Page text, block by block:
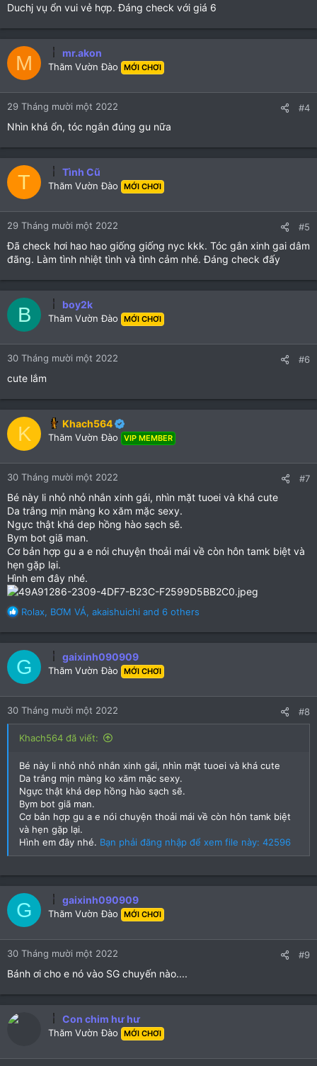
Duchj vụ ổn vui vẻ hợp. Đáng check với giá 6
M mr.akon
Thăm Vườn Đào MỚI CHƠI
29 Tháng mười một 2022 #4
Nhìn khá ổn, tóc ngắn đúng gu nữa
T Tình Cũ
Thăm Vườn Đào MỚI CHƠI
29 Tháng mười một 2022 #5
Đã check hơi hao hao giống giống nyc kkk. Tóc gắn xinh gai dâm
đãng. Làm tình nhiệt tình và tình cảm nhé. Đáng check đấy
B boy2k
Thăm Vườn Đào MỚI CHƠI
30 Tháng mười một 2022 #6
cute lắm
K Khach564
Thăm Vườn Đào VIP MEMBER
30 Tháng mười một 2022 #7
Bé này li nhỏ nhỏ nhắn xinh gái, nhìn mặt tuoei và khá cute
Da trắng mịn màng ko xăm mặc sexy.
Ngực thật khá dep hồng hào sạch sẽ.
Bym bot giã man.
Cơ bản hợp gu a e nói chuyện thoải mái về còn hôn tamk biệt và
hẹn gặp lại.
Hình em đây nhé.
R
c
t
i
o
n
s
:
Rolax, BƠM VÁ, akaishuichi and 6 others
G gaixinh090909
Thăm Vườn Đào MỚI CHƠI
30 Tháng mười một 2022 #8
Khach564 đã viết:
Bé này li nhỏ nhỏ nhắn xinh gái, nhìn mặt tuoei và khá cute
Da trắng mịn màng ko xăm mặc sexy.
Ngực thật khá dep hồng hào sạch sẽ.
Bym bot giã man.
Cơ bản hợp gu a e nói chuyện thoải mái về còn hôn tamk biệt
và hẹn gặp lại.
Hình em đây nhé. Bạn phải đăng nhập để xem file này: 42596
G gaixinh090909
Thăm Vườn Đào MỚI CHƠI
30 Tháng mười một 2022 #9
Bánh ơi cho e nó vào SG chuyến nào....
Con chim hư hư
Thăm Vườn Đào MỚI CHƠI